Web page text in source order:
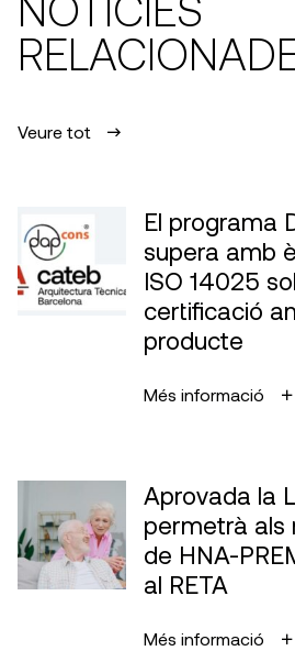
Veure tot
El programa
supera amb
ISO 14025
certificació
producte
Més informació
Aprovada la
permetrà als
de HNA-
al RETA
Més informació